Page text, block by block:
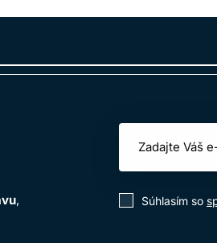
výšky odtieňu.
zosvetlujúcej službe na
,
Súhlasím so